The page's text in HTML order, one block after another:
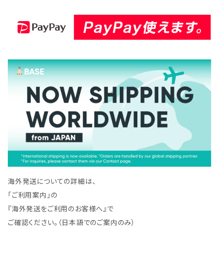
レード 刃 sa-405-05
ッターブレード 刃 sa-405-
10
海外発送についての詳細は、
「ご利用案内」の
『海外発送をご利用のお客様へ』で
ご確認ください。（日本語でのご案内のみ）